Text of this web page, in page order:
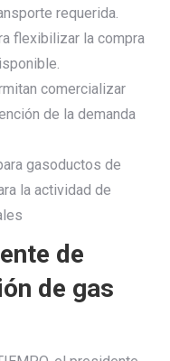
requerida.
flexibilizar la compra
comercializar
de la demanda
gasoductos de
la actividad de
de
de gas